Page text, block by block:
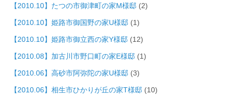
【2010.10】たつの市御津町の家M様邸 (2)
【2010.10】姫路市御国野の家U様邸 (1)
【2010.10】姫路市御立西の家Y様邸 (12)
【2010.08】加古川市野口町の家E様邸 (1)
【2010.06】高砂市阿弥陀の家U様邸 (3)
【2010.06】相生市ひかりが丘の家T様邸 (10)